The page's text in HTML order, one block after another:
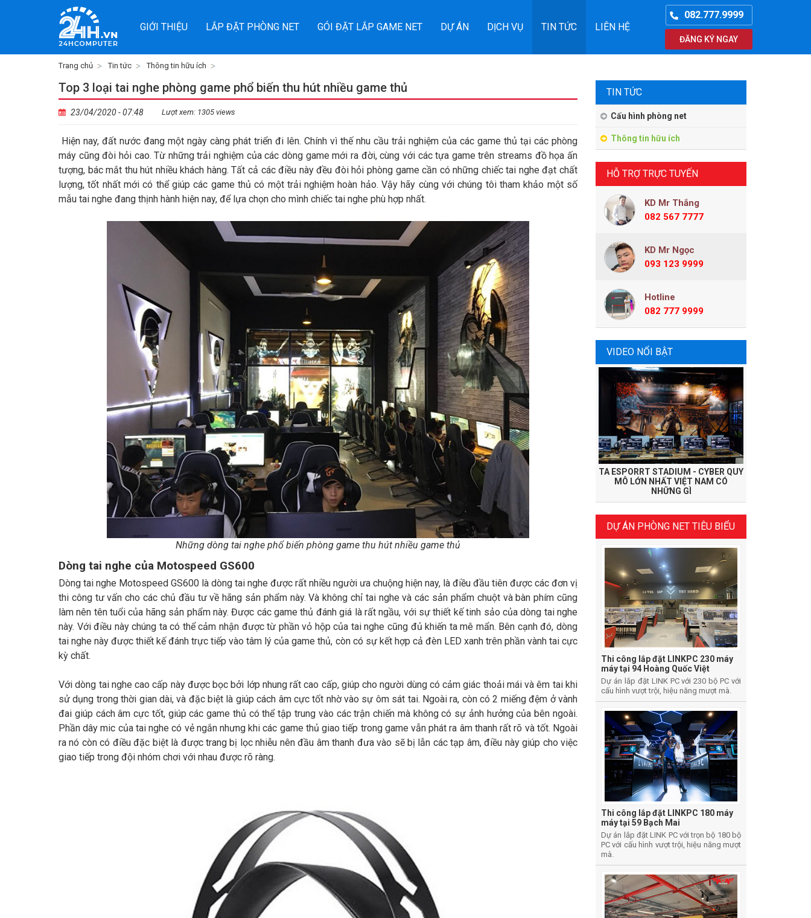
GIỚI THIỆU LẮP ĐẶT PHÒNG NET GÓI ĐẶT LẮP GAME NET DỰ ÁN DỊCH VỤ TIN TỨC LIÊN HỆ
082.777.9999
ĐĂNG KÝ NGAY
Trang chủ Tin tức Thông tin hữu ích
Top 3 loại tai nghe phòng game phổ biến thu hút nhiều game thủ
23/04/2020 - 07:48 Lượt xem: 1305 views
Hiện nay, đất nước đang một ngày càng phát triển đi lên. Chính vì thế nhu cầu trải nghiệm của các game thủ tại các phòng
máy cũng đòi hỏi cao. Từ những trải nghiệm của các dòng game mới ra đời, cùng với các tựa game trên streams đồ họa ấn
tượng, bác mắt thu hút nhiều khách hàng. Tất cả các điều này đều đòi hỏi phòng game cần có những chiếc tai nghe đạt chất
lượng, tốt nhất mới có thể giúp các game thủ có một trải nghiệm hoàn hảo. Vậy hãy cùng với chúng tôi tham khảo một số
mẫu tai nghe đang thịnh hành hiện nay, để lựa chọn cho mình chiếc tai nghe phù hợp nhất.
Những dòng tai nghe phổ biến phòng game thu hút nhiều game thủ
Dòng tai nghe của Motospeed GS600
Dòng tai nghe Motospeed GS600 là dòng tai nghe được rất nhiều người ưa chuộng hiện nay, là điều đầu tiên được các đơn vị
thi công tư vấn cho các chủ đầu tư về hãng sản phẩm này. Và không chỉ tai nghe và các sản phẩm chuột và bàn phím cũng
làm nên tên tuổi của hãng sản phẩm này. Được các game thủ đánh giá là rất ngầu, với sự thiết kế tinh sảo của dòng tai nghe
này. Với điều này chúng ta có thể cảm nhận được từ phần vỏ hộp của tai nghe cũng đủ khiến ta mê mẩn. Bên cạnh đó, dòng
tai nghe này được thiết kế đánh trực tiếp vào tâm lý của game thủ, còn có sự kết hợp cả đèn LED xanh trên phần vành tai cực
kỳ chất.
Với dòng tai nghe cao cấp này được bọc bởi lớp nhung rất cao cấp, giúp cho người dùng có cảm giác thoải mái và êm tai khi
sử dụng trong thời gian dài, và đặc biệt là giúp cách âm cực tốt nhờ vào sự ôm sát tai. Ngoài ra, còn có 2 miếng đệm ở vành
đai giúp cách âm cực tốt, giúp các game thủ có thể tập trung vào các trận chiến mà không có sự ảnh hưởng của bên ngoài.
Phần dây mic của tai nghe có vẻ ngắn nhưng khi các game thủ giao tiếp trong game vẫn phát ra âm thanh rất rõ và tốt. Ngoài
ra nó còn có điều đặc biệt là được trang bị lọc nhiễu nên đầu âm thanh đưa vào sẽ bị lẫn các tạp âm, điều này giúp cho việc
giao tiếp trong đội nhóm chơi với nhau được rõ ràng.
TIN TỨC
Cấu hình phòng net
Thông tin hữu ích
HỖ TRỢ TRỰC TUYẾN
KD Mr Thắng
082 567 7777
KD Mr Ngọc
093 123 9999
Hotline
082 777 9999
VIDEO NỔI BẬT
TA ESPORRT STADIUM - CYBER QUY
MÔ LỚN NHẤT VIỆT NAM CÓ
NHỮNG GÌ
DỰ ÁN PHÒNG NET TIÊU BIỂU
Thi công lắp đặt LINKPC 230 máy
máy tại 94 Hoàng Quốc Việt
Dự án lắp đặt LINK PC với 230 bộ PC với
cấu hình vượt trội, hiệu năng mượt mà.
Thi công lắp đặt LINKPC 180 máy
máy tại 59 Bạch Mai
Dự án lắp đặt LINK PC với trọn bộ 180 bộ
PC với cấu hình vượt trội, hiệu năng mượt
mà.